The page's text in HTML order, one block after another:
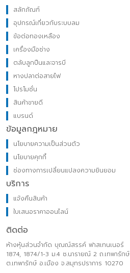
สลักภัณฑ์
อุปกรณ์เกี่ยวกับระบบลม
ข้อต่อทองเหลือง
เครื่องมือช่าง
ตลับลูกปืนและจารบี
หางปลาต่อสายไฟ
โปรโมชั่น
สินค้าขายดี
แบรนด์
ข้อมูลกฎหมาย
นโยบายความเป็นส่วนตัว
นโยบายคุกกี้
ช่องทางการเปลี่ยนแปลงความยินยอม
บริการ
แจ้งคืนสินค้า
ใบเสนอราคาออนไลน์
ติดต่อ
ห้างหุ้นส่วนจำกัด บุณณ์สรรค์ ฟาสเทนเนอร์
1874, 1874/1-3 ม.4 ซ.นารายณ์ 2 ถ.เทพารักษ์
ต.เทพารักษ์ อ.เมือง จ.สมุทรปราการ 10270